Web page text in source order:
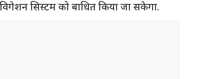
सिस्टम को बाधित किया जा सकेगा.